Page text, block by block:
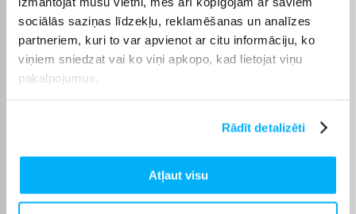
sociālās saziņas līdzekļu, reklamēšanas un analīzes
partneriem, kuri to var apvienot ar citu informāciju, ko
viņiem sniedzat vai ko viņi apkopo, kad lietojat viņu
pakalpojumus.
Rādīt detalizēti
Atļaut visu
Ekrāna veids OLED/AMOLED
Ekrāna izšķirtspēja 448 x 368